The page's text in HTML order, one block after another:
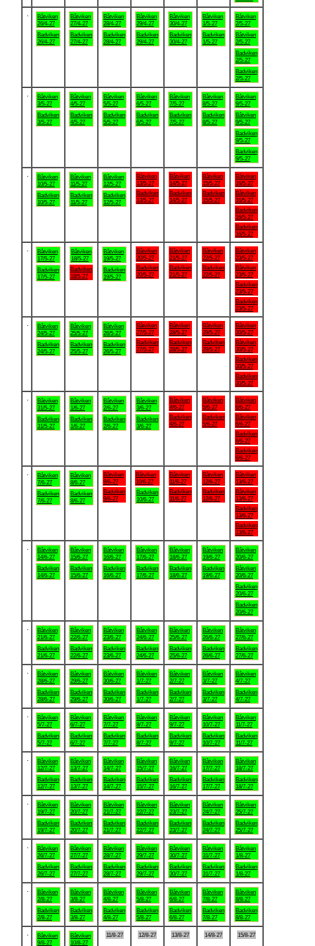
Båtviken
26/4-27
Badviken
26/4-27
Båtviken
27/4-27
Badviken
27/4-27
Båtviken
28/4-27
Badviken
28/4-27
Båtviken
29/4-27
Badviken
29/4-27
Båtviken
30/4-27
Badviken
30/4-27
Båtviken
1/5-27
Badviken
1/5-27
Båtviken
2/5-27
Båtviken
2/5-27
Badviken
2/5-27
Badviken
2/5-27
Båtviken
3/5-27
Badviken
3/5-27
Båtviken
4/5-27
Badviken
4/5-27
Båtviken
5/5-27
Badviken
5/5-27
Båtviken
6/5-27
Badviken
6/5-27
Båtviken
7/5-27
Badviken
7/5-27
Båtviken
8/5-27
Badviken
8/5-27
Båtviken
9/5-27
Båtviken
9/5-27
Badviken
9/5-27
Badviken
9/5-27
Båtviken
10/5-27
Badviken
10/5-27
Båtviken
11/5-27
Badviken
11/5-27
Båtviken
12/5-27
Badviken
12/5-27
Båtviken
13/5-27
Badviken
13/5-27
Båtviken
14/5-27
Badviken
14/5-27
Båtviken
15/5-27
Badviken
15/5-27
Båtviken
16/5-27
Båtviken
16/5-27
Badviken
16/5-27
Badviken
16/5-27
Båtviken
17/5-27
Badviken
17/5-27
Båtviken
18/5-27
Badviken
18/5-27
Båtviken
19/5-27
Badviken
19/5-27
Båtviken
20/5-27
Badviken
20/5-27
Båtviken
21/5-27
Badviken
21/5-27
Båtviken
22/5-27
Badviken
22/5-27
Båtviken
23/5-27
Båtviken
23/5-27
Badviken
23/5-27
Badviken
23/5-27
Båtviken
24/5-27
Badviken
24/5-27
Båtviken
25/5-27
Badviken
25/5-27
Båtviken
26/5-27
Badviken
26/5-27
Båtviken
27/5-27
Badviken
27/5-27
Båtviken
28/5-27
Badviken
28/5-27
Båtviken
29/5-27
Badviken
29/5-27
Båtviken
30/5-27
Båtviken
30/5-27
Badviken
30/5-27
Badviken
30/5-27
Båtviken
31/5-27
Badviken
31/5-27
Båtviken
1/6-27
Badviken
1/6-27
Båtviken
2/6-27
Badviken
2/6-27
Båtviken
3/6-27
Badviken
3/6-27
Båtviken
4/6-27
Badviken
4/6-27
Båtviken
5/6-27
Badviken
5/6-27
Båtviken
6/6-27
Båtviken
6/6-27
Badviken
6/6-27
Badviken
6/6-27
Båtviken
7/6-27
Badviken
7/6-27
Båtviken
8/6-27
Badviken
8/6-27
Båtviken
9/6-27
Badviken
9/6-27
Båtviken
10/6-27
Badviken
10/6-27
Båtviken
11/6-27
Badviken
11/6-27
Båtviken
12/6-27
Badviken
12/6-27
Båtviken
13/6-27
Båtviken
13/6-27
Badviken
13/6-27
Badviken
13/6-27
Båtviken
14/6-27
Badviken
14/6-27
Båtviken
15/6-27
Badviken
15/6-27
Båtviken
16/6-27
Badviken
16/6-27
Båtviken
17/6-27
Badviken
17/6-27
Båtviken
18/6-27
Badviken
18/6-27
Båtviken
19/6-27
Badviken
19/6-27
Båtviken
20/6-27
Båtviken
20/6-27
Badviken
20/6-27
Badviken
20/6-27
Båtviken
21/6-27
Badviken
21/6-27
Båtviken
22/6-27
Badviken
22/6-27
Båtviken
23/6-27
Badviken
23/6-27
Båtviken
24/6-27
Badviken
24/6-27
Båtviken
25/6-27
Badviken
25/6-27
Båtviken
26/6-27
Badviken
26/6-27
Båtviken
27/6-27
Badviken
27/6-27
Båtviken
28/6-27
Badviken
28/6-27
Båtviken
29/6-27
Badviken
29/6-27
Båtviken
30/6-27
Badviken
30/6-27
Båtviken
1/7-27
Badviken
1/7-27
Båtviken
2/7-27
Badviken
2/7-27
Båtviken
3/7-27
Badviken
3/7-27
Båtviken
4/7-27
Badviken
4/7-27
Båtviken
5/7-27
Badviken
5/7-27
Båtviken
6/7-27
Badviken
6/7-27
Båtviken
7/7-27
Badviken
7/7-27
Båtviken
8/7-27
Badviken
8/7-27
Båtviken
9/7-27
Badviken
9/7-27
Båtviken
10/7-27
Badviken
10/7-27
Båtviken
11/7-27
Badviken
11/7-27
Båtviken
12/7-27
Badviken
12/7-27
Båtviken
13/7-27
Badviken
13/7-27
Båtviken
14/7-27
Badviken
14/7-27
Båtviken
15/7-27
Badviken
15/7-27
Båtviken
16/7-27
Badviken
16/7-27
Båtviken
17/7-27
Badviken
17/7-27
Båtviken
18/7-27
Badviken
18/7-27
Båtviken
19/7-27
Badviken
19/7-27
Båtviken
20/7-27
Badviken
20/7-27
Båtviken
21/7-27
Badviken
21/7-27
Båtviken
22/7-27
Badviken
22/7-27
Båtviken
23/7-27
Badviken
23/7-27
Båtviken
24/7-27
Badviken
24/7-27
Båtviken
25/7-27
Badviken
25/7-27
Båtviken
26/7-27
Badviken
26/7-27
Båtviken
27/7-27
Badviken
27/7-27
Båtviken
28/7-27
Badviken
28/7-27
Båtviken
29/7-27
Badviken
29/7-27
Båtviken
30/7-27
Badviken
30/7-27
Båtviken
31/7-27
Badviken
31/7-27
Båtviken
1/8-27
Badviken
1/8-27
Båtviken
2/8-27
Badviken
2/8-27
Båtviken
3/8-27
Badviken
3/8-27
Båtviken
4/8-27
Badviken
4/8-27
Båtviken
5/8-27
Badviken
5/8-27
Båtviken
6/8-27
Badviken
6/8-27
Båtviken
7/8-27
Badviken
7/8-27
Båtviken
8/8-27
Badviken
8/8-27
Båtviken
9/8-27
Båtviken
10/8-27
11/8-27 12/8-27 13/8-27 14/8-27 15/8-27